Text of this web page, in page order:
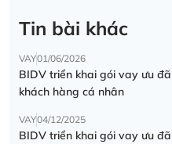
Tin bài khác
VAY01/06/2026
BIDV triển khai gói vay ưu
khách hàng cá nhân
VAY04/12/2025
BIDV triển khai gói vay ưu